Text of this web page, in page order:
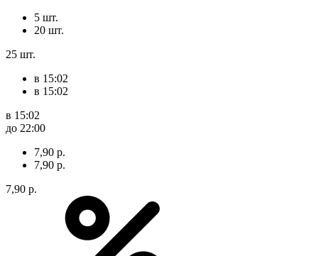
5 шт.
20 шт.
25 шт.
в 15:02
в 15:02
в 15:02
до 22:00
7,90 р.
7,90 р.
7,90 р.